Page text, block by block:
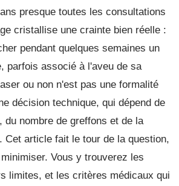
presque toutes les consultations
cristallise une crainte bien réelle :
pendant quelques semaines un
parfois associé à l'aveu de sa
ou non n'est pas une formalité
décision technique, qui dépend de
du nombre de greffons et de la
Cet article fait le tour de la question,
Vous y trouverez les
limites, et les critères médicaux qui